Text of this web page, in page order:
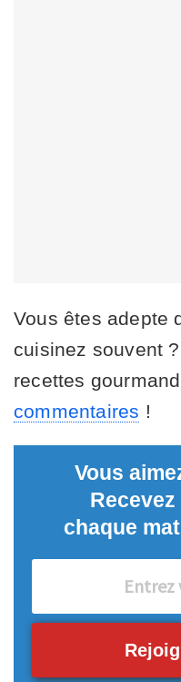
Vous êtes adepte
cuisinez souvent
recettes
commentaires !
Vous
chaque